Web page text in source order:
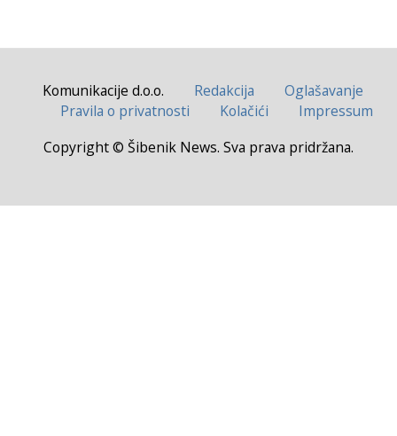
Komunikacije d.o.o. Redakcija
Oglašavanje
Pravila o privatnosti
Kolačići
Impressum
Copyright © Šibenik News. Sva prava pridržana.